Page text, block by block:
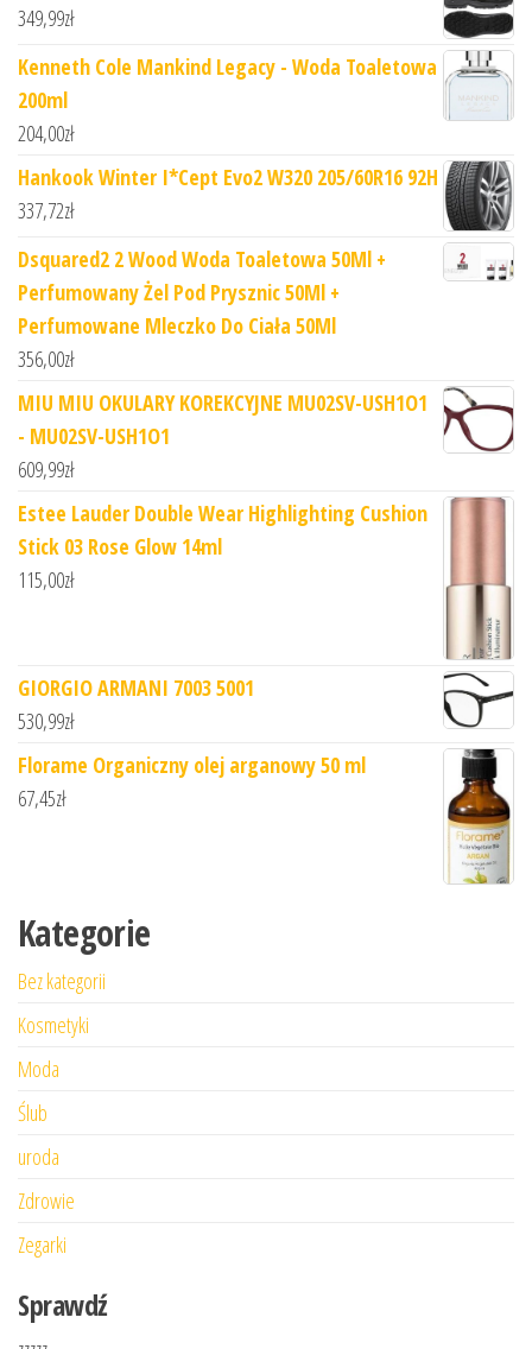
349,99zł
Kenneth Cole Mankind Legacy - Woda Toaletowa
200ml
204,00zł
Hankook Winter I*Cept Evo2 W320 205/60R16 92H
337,72zł
Dsquared2 2 Wood Woda Toaletowa 50Ml +
Perfumowany Żel Pod Prysznic 50Ml +
Perfumowane Mleczko Do Ciała 50Ml
356,00zł
MIU MIU OKULARY KOREKCYJNE MU02SV-USH1O1
- MU02SV-USH1O1
609,99zł
Estee Lauder Double Wear Highlighting Cushion
Stick 03 Rose Glow 14ml
115,00zł
GIORGIO ARMANI 7003 5001
530,99zł
Florame Organiczny olej arganowy 50 ml
67,45zł
Kategorie
Bez kategorii
Kosmetyki
Moda
Ślub
uroda
Zdrowie
Zegarki
Sprawdź